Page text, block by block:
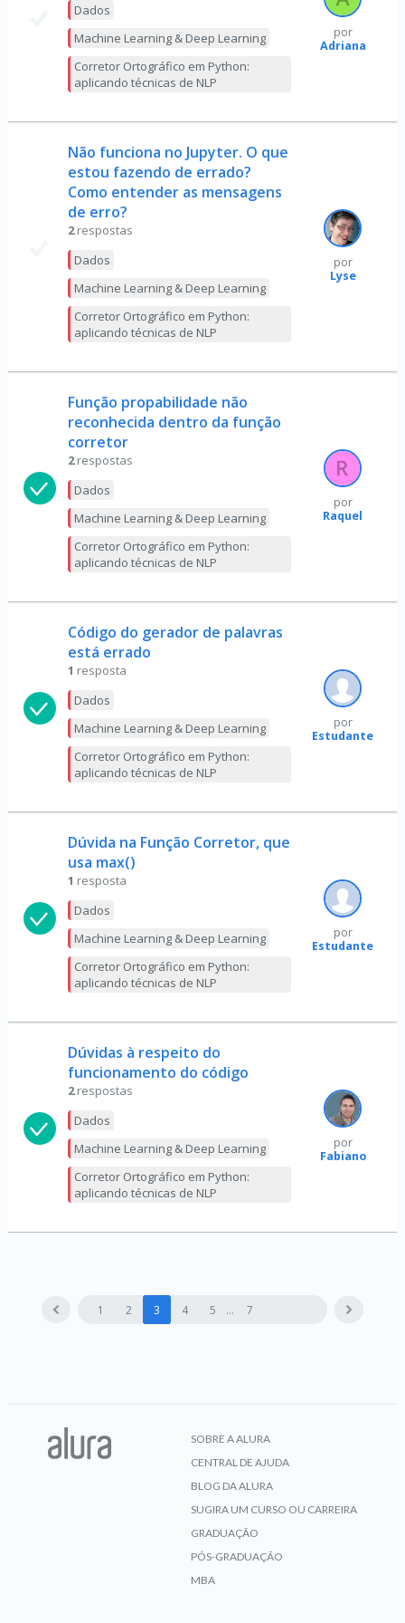
Dados
Machine Learning & Deep Learning
Corretor Ortográfico em Python:
aplicando técnicas de NLP
por
Adriana
Não funciona no Jupyter. O que
estou fazendo de errado?
Como entender as mensagens
de erro?
2 respostas
Dados
Machine Learning & Deep Learning
Corretor Ortográfico em Python:
aplicando técnicas de NLP
por
Lyse
Função propabilidade não
reconhecida dentro da função
corretor
2 respostas
Dados
Machine Learning & Deep Learning
Corretor Ortográfico em Python:
aplicando técnicas de NLP
por
Raquel
Código do gerador de palavras
está errado
1 resposta
Dados
Machine Learning & Deep Learning
Corretor Ortográfico em Python:
aplicando técnicas de NLP
por
Estudante
Dúvida na Função Corretor, que
usa max()
1 resposta
Dados
Machine Learning & Deep Learning
Corretor Ortográfico em Python:
aplicando técnicas de NLP
por
Estudante
Dúvidas à respeito do
funcionamento do código
2 respostas
Dados
Machine Learning & Deep Learning
Corretor Ortográfico em Python:
aplicando técnicas de NLP
por
Fabiano
1 2 3 4 5 7
SOBRE A ALURA
CENTRAL DE AJUDA
BLOG DA ALURA
SUGIRA UM CURSO OU CARREIRA
GRADUAÇÃO
PÓS-GRADUAÇÃO
MBA